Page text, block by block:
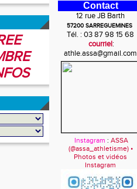
Contact
12 rue JB Barth
57200 SARREGUEMINES
Tél. : 03 87 98 15 68
courriel:
athle.assa@gmail.com
Instagram : ASSA
(@assa_athletisme) •
Photos et vidéos
Instagram